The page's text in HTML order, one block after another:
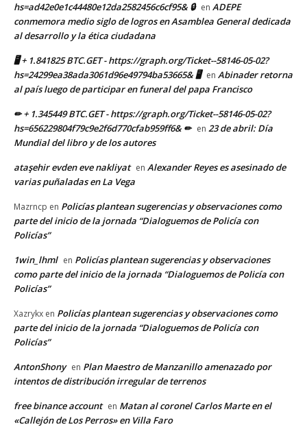
hs=ad42e0e1c44480e12da2582456c6cf95& 🔒 en ADEPE
conmemora medio siglo de logros en Asamblea General dedicada
al desarrollo y la ética ciudadana
🖥 + 1.841825 BTC.GET - https://graph.org/Ticket--58146-05-02?
hs=24299ea38ada3061d96e49794ba53665& 🖥 en Abinader retorna
al país luego de participar en funeral del papa Francisco
✏ + 1.345449 BTC.GET - https://graph.org/Ticket--58146-05-02?
hs=656229804f79c9e2f6d770cfab959ff6& ✏ en 23 de abril: Día
Mundial del libro y de los autores
ataşehir evden eve nakliyat en Alexander Reyes es asesinado de
varias puñaladas en La Vega
Mazrncp en Policías plantean sugerencias y observaciones como
parte del inicio de la jornada “Dialoguemos de Policía con
Policías”
1win_lhml en Policías plantean sugerencias y observaciones
como parte del inicio de la jornada “Dialoguemos de Policía con
Policías”
Xazrykx en Policías plantean sugerencias y observaciones como
parte del inicio de la jornada “Dialoguemos de Policía con
Policías”
AntonShony en Plan Maestro de Manzanillo amenazado por
intentos de distribución irregular de terrenos
free binance account en Matan al coronel Carlos Marte en el
«Callejón de Los Perros» en Villa Faro